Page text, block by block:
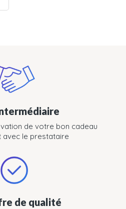
de votre bon cadeau
avec le prestataire
de qualité